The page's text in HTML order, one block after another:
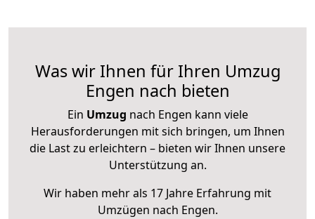
Was wir Ihnen für Ihren Umzug
Engen nach bieten
Ein Umzug nach Engen kann viele
Herausforderungen mit sich bringen, um Ihnen
die Last zu erleichtern – bieten wir Ihnen unsere
Unterstützung an.
Wir haben mehr als 17 Jahre Erfahrung mit
Umzügen nach Engen.